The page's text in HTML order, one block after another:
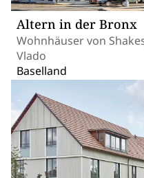
Altern in der Bronx
Wohnhäuser von
Vlado
Baselland